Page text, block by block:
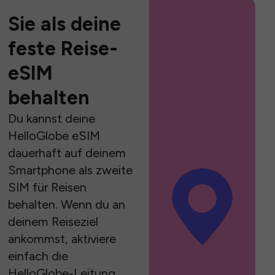
Sie als deine
feste Reise-
eSIM
behalten
Du kannst deine
HelloGlobe eSIM
dauerhaft auf deinem
Smartphone als zweite
SIM für Reisen
behalten. Wenn du an
deinem Reiseziel
ankommst, aktiviere
einfach die